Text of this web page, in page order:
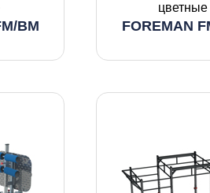
BM
цветные
FOREMAN